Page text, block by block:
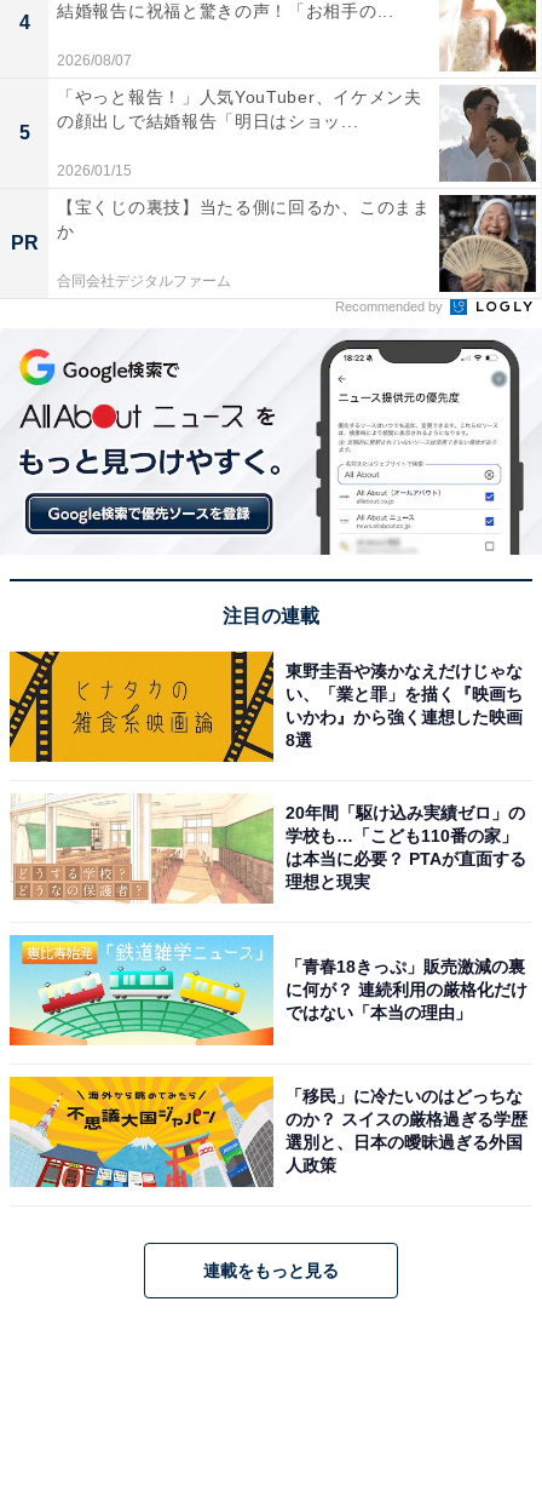
4
結婚報告に祝福と驚きの声！「お相手の...
2026/08/07
5
「やっと報告！」人気YouTuber、イケメン夫
の顔出しで結婚報告「明日はショッ...
2026/01/15
PR
【宝くじの裏技】当たる側に回るか、このまま
か
合同会社デジタルファーム
Recommended by
注目の連載
東野圭吾や湊かなえだけじゃな
い、「業と罪」を描く『映画ち
いかわ』から強く連想した映画
8選
20年間「駆け込み実績ゼロ」の
学校も…「こども110番の家」
は本当に必要？ PTAが直面する
理想と現実
「青春18きっぷ」販売激減の裏
に何が？ 連続利用の厳格化だけ
ではない「本当の理由」
「移民」に冷たいのはどっちな
のか？ スイスの厳格過ぎる学歴
選別と、日本の曖昧過ぎる外国
人政策
連載をもっと見る